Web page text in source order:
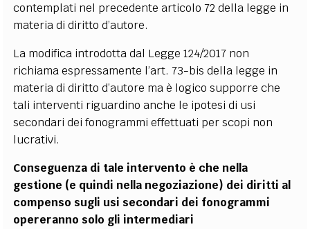
contemplati nel precedente articolo 72 della legge in
materia di diritto d’autore.
La modifica introdotta dal Legge 124/2017 non
richiama espressamente l’art. 73-bis della legge in
materia di diritto d’autore ma è logico supporre che
tali interventi riguardino anche le ipotesi di usi
secondari dei fonogrammi effettuati per scopi non
lucrativi.
Conseguenza di tale intervento è che nella
gestione (e quindi nella negoziazione) dei diritti al
compenso sugli usi secondari dei fonogrammi
opereranno solo gli intermediari